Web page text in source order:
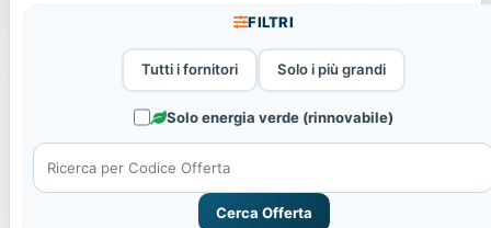
FILTRI
Tutti i fornitori Solo i più grandi
Solo energia verde (rinnovabile)
Cerca Offerta